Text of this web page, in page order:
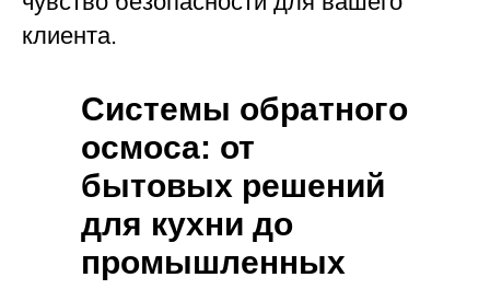
клиента.
Системы обратного
осмоса: от
бытовых решений
для кухни до
промышленных